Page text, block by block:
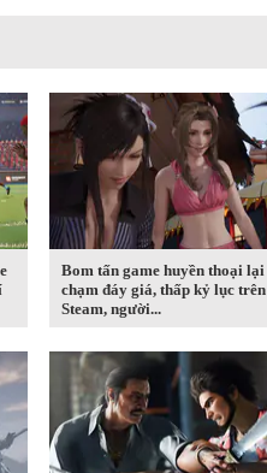
Bom tấn game huyền thoại lại
chạm đáy giá, thấp kỷ lục trên
Steam, người...